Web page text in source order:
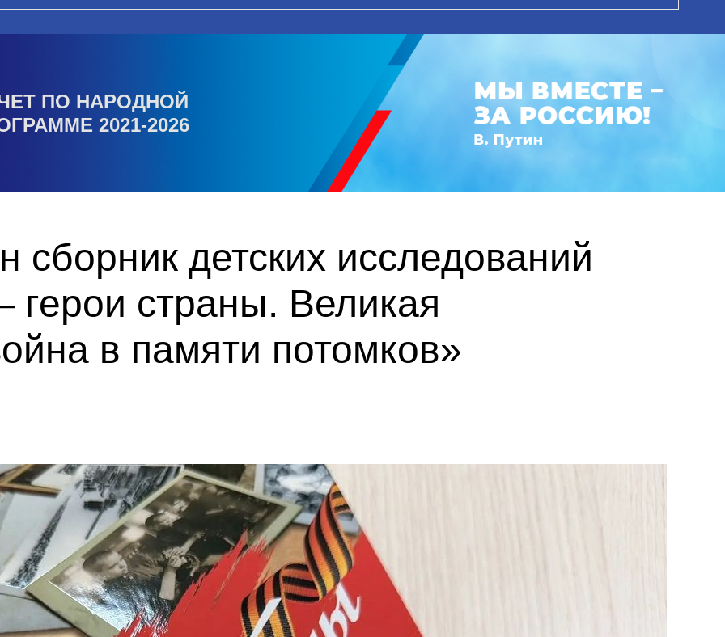
ПО НАРОДНОЙ
2021-2026
сборник детских исследований
страны. Великая
в памяти потомков»